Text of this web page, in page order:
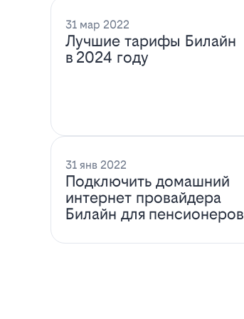
31 мар 2022
Лучшие тарифы Билайн
в 2024 году
31 янв 2022
Подключить домашний
интернет провайдера
Билайн для пенсионеров